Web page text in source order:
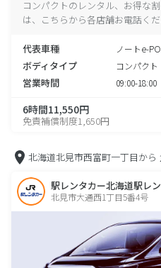
コンパクトのレンタル、お得な
は、こちらから各店舗お電話くだ
代表車種 ノートe-
ボディタイプ コンパクト
営業時間 09:00-18:00
6時間11,550円
免責補償制度1,650円
北海道北見市西富町一丁目から
駅レンタカー北海道駅レ
北見市大通西1丁目5番4号